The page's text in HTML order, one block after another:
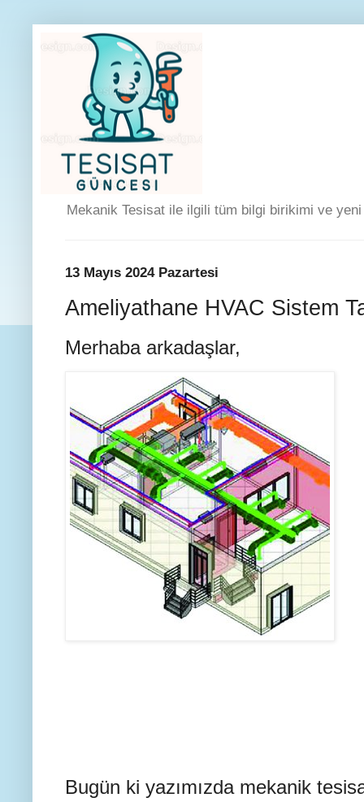
Mekanik Tesisat ile ilgili tüm bilgi birikimi ve
13 Mayıs 2024 Pazartesi
Ameliyathane HVAC Sistem
Merhaba arkadaşlar,
Bugün ki yazımızda mekanik